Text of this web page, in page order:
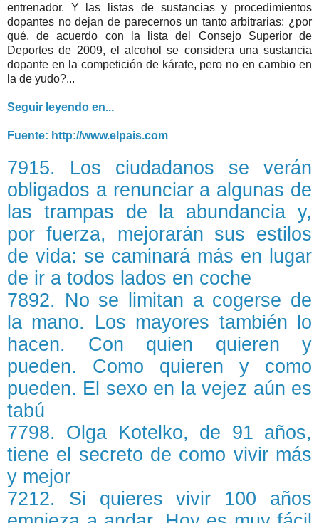
entrenador. Y las listas de sustancias y procedimientos
dopantes no dejan de parecernos un tanto arbitrarias: ¿por
qué, de acuerdo con la lista del Consejo Superior de
Deportes de 2009, el alcohol se considera una sustancia
dopante en la competición de kárate, pero no en cambio en
la de yudo?...
Seguir leyendo en...
Fuente: http://www.elpais.com
7915. Los ciudadanos se verán
obligados a renunciar a algunas de
las trampas de la abundancia y,
por fuerza, mejorarán sus estilos
de vida: se caminará más en lugar
de ir a todos lados en coche
7892. No se limitan a cogerse de
la mano. Los mayores también lo
hacen. Con quien quieren y
pueden. Como quieren y como
pueden. El sexo en la vejez aún es
tabú
7798. Olga Kotelko, de 91 años,
tiene el secreto de como vivir más
y mejor
7212. Si quieres vivir 100 años